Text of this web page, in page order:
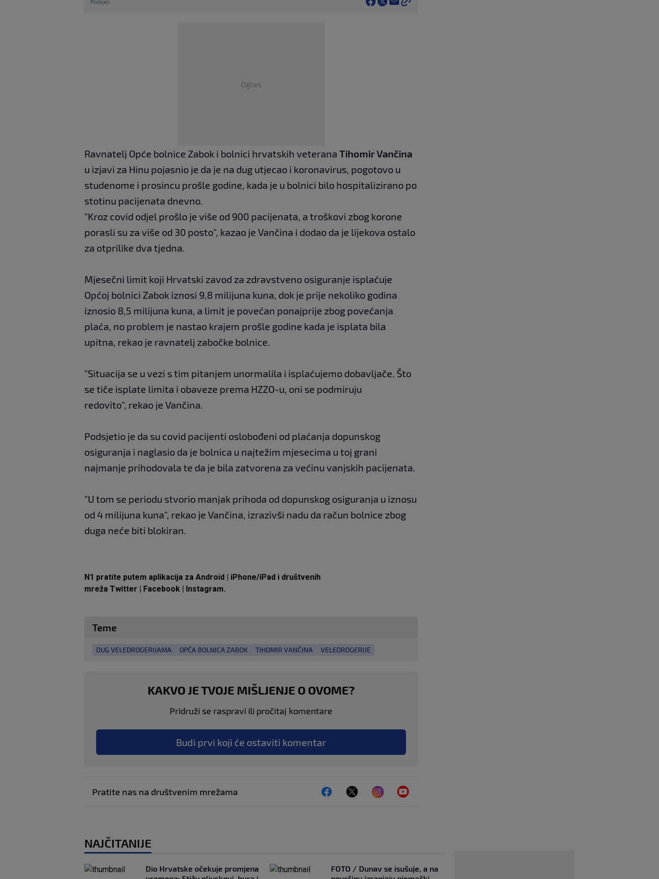
Oglas
Ravnatelj Opće bolnice Zabok i bolnici hrvatskih veterana Tihomir Vančina
u izjavi za Hinu pojasnio je da je na dug utjecao i koronavirus, pogotovo u
studenome i prosincu prošle godine, kada je u bolnici bilo hospitalizirano po
stotinu pacijenata dnevno.
"Kroz covid odjel prošlo je više od 900 pacijenata, a troškovi zbog korone
porasli su za više od 30 posto", kazao je Vančina i dodao da je lijekova ostalo
za otprilike dva tjedna.
Mjesečni limit koji Hrvatski zavod za zdravstveno osiguranje isplaćuje
Općoj bolnici Zabok iznosi 9,8 milijuna kuna, dok je prije nekoliko godina
iznosio 8,5 milijuna kuna, a limit je povećan ponajprije zbog povećanja
plaća, no problem je nastao krajem prošle godine kada je isplata bila
upitna, rekao je ravnatelj zabočke bolnice.
"Situacija se u vezi s tim pitanjem unormalila i isplaćujemo dobavljače. Što
se tiče isplate limita i obaveze prema HZZO-u, oni se podmiruju
redovito", rekao je Vančina.
Podsjetio je da su covid pacijenti oslobođeni od plaćanja dopunskog
osiguranja i naglasio da je bolnica u najtežim mjesecima u toj grani
najmanje prihodovala te da je bila zatvorena za većinu vanjskih pacijenata.
"U tom se periodu stvorio manjak prihoda od dopunskog osiguranja u iznosu
od 4 milijuna kuna", rekao je Vančina, izrazivši nadu da račun bolnice zbog
duga neće biti blokiran.
N1 pratite putem aplikacija za Android | iPhone/iPad i društvenih
mreža Twitter | Facebook | Instagram.
Teme
DUG VELEDROGERIJAMA OPĆA BOLNICA ZABOK TIHOMIR VANČINA VELEDROGERIJE
KAKVO JE TVOJE MIŠLJENJE O OVOME?
Pridruži se raspravi ili pročitaj komentare
Budi prvi koji će ostaviti komentar
Pratite nas na društvenim mrežama
NAJČITANIJE
Dio Hrvatske očekuje promjena
FOTO / Dunav se isušuje, a na